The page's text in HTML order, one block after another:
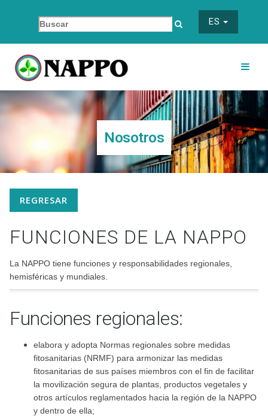
ES
Nosotros
REGRESAR
FUNCIONES DE LA NAPPO
La NAPPO tiene funciones y responsabilidades regionales,
hemisféricas y mundiales.
Funciones regionales:
elabora y adopta Normas regionales sobre medidas
fitosanitarias (NRMF) para armonizar las medidas
fitosanitarias de sus países miembros con el fin de facilitar
la movilización segura de plantas, productos vegetales y
otros artículos reglamentados hacia la región de la NAPPO
y dentro de ella;